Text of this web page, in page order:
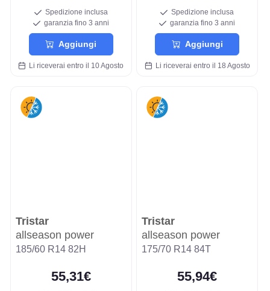
Spedizione inclusa
garanzia fino 3 anni
Aggiungi
Li riceverai entro il 10 Agosto
Spedizione inclusa
garanzia fino 3 anni
Aggiungi
Li riceverai entro il 18 Agosto
Tristar
allseason power
185/60 R14 82H
55,31€
Tristar
allseason power
175/70 R14 84T
55,94€